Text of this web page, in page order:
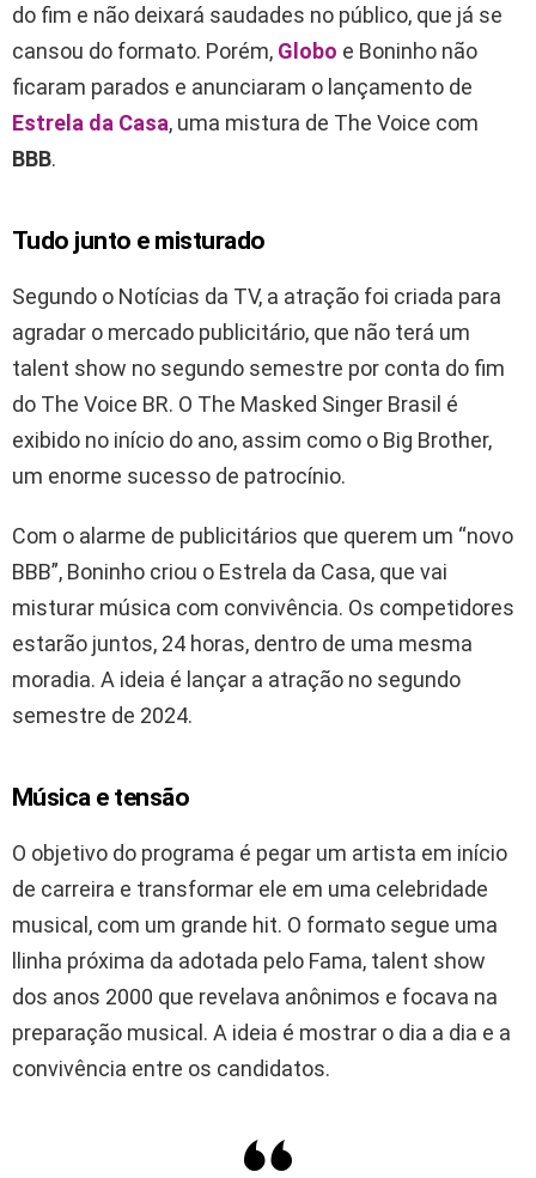
do fim e não deixará saudades no público, que já se
cansou do formato. Porém, Globo e Boninho não
ficaram parados e anunciaram o lançamento de
Estrela da Casa, uma mistura de The Voice com
BBB.
Tudo junto e misturado
Segundo o Notícias da TV, a atração foi criada para
agradar o mercado publicitário, que não terá um
talent show no segundo semestre por conta do fim
do The Voice BR. O The Masked Singer Brasil é
exibido no início do ano, assim como o Big Brother,
um enorme sucesso de patrocínio.
Com o alarme de publicitários que querem um “novo
BBB”, Boninho criou o Estrela da Casa, que vai
misturar música com convivência. Os competidores
estarão juntos, 24 horas, dentro de uma mesma
moradia. A ideia é lançar a atração no segundo
semestre de 2024.
Música e tensão
O objetivo do programa é pegar um artista em início
de carreira e transformar ele em uma celebridade
musical, com um grande hit. O formato segue uma
llinha próxima da adotada pelo Fama, talent show
dos anos 2000 que revelava anônimos e focava na
preparação musical. A ideia é mostrar o dia a dia e a
convivência entre os candidatos.